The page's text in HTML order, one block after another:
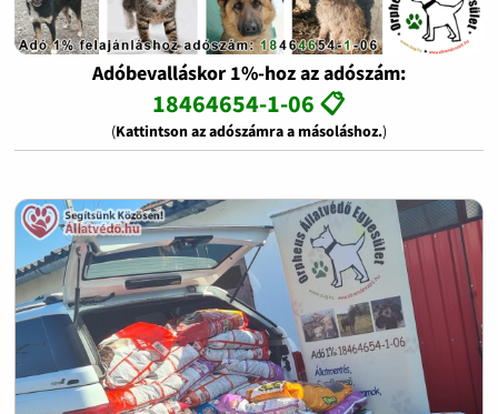
Adóbevalláskor 1%-hoz az adószám:
18464654-1-06 📋
(Kattintson az adószámra a másoláshoz.)